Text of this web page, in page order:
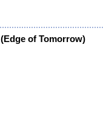
(Edge of Tomorrow)